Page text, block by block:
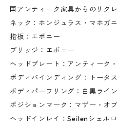
国アンティーク家具からのリクレ
ネック：ホンジュラス・マホガ
指板：エボニー
ブリッジ：エボニー
ヘッドプレート：アンティーク
ボディバインディング：トータ
ボディパーフリング：白黒ライン
ポジションマーク：マザー・オ
ヘッドインレイ：Seilenシェル